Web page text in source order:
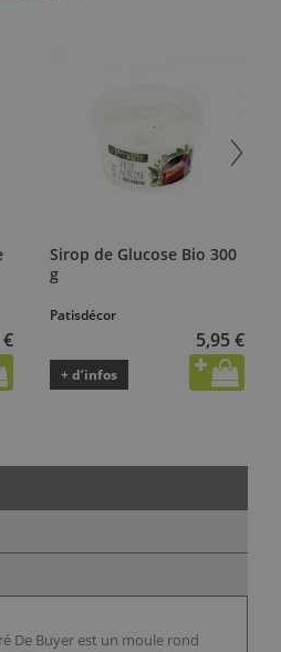
Sirop de Glucose Bio 300
g
Patisdécor
5,95 €
+ d’infos
De Buyer est un moule rond